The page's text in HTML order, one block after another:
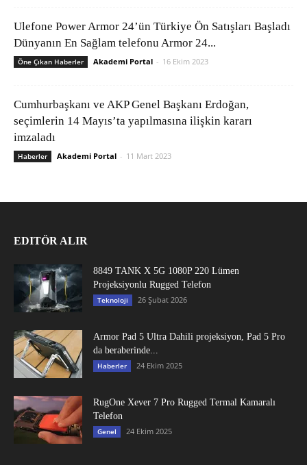
Ulefone Power Armor 24’ün Türkiye Ön Satışları Başladı
Dünyanın En Sağlam telefonu Armor 24...
Öne Çıkan Haberler Akademi Portal - 16 Ekim 2023
Cumhurbaşkanı ve AKP Genel Başkanı Erdoğan,
seçimlerin 14 Mayıs’ta yapılmasına ilişkin kararı
imzaladı
Haberler Akademi Portal - 11 Mart 2023
EDITÖR ALIR
8849 TANK X 5G 1080P 220 Lümen
Projeksiyonlu Rugged Telefon
Teknoloji 26 Şubat 2026
Armor Pad 5 Ultra Dahili projeksiyon, Pad 5 Pro
da beraberinde...
Haberler 24 Ekim 2025
RugOne Xever 7 Pro Rugged Termal Kamaralı
Telefon
Genel 24 Ekim 2025